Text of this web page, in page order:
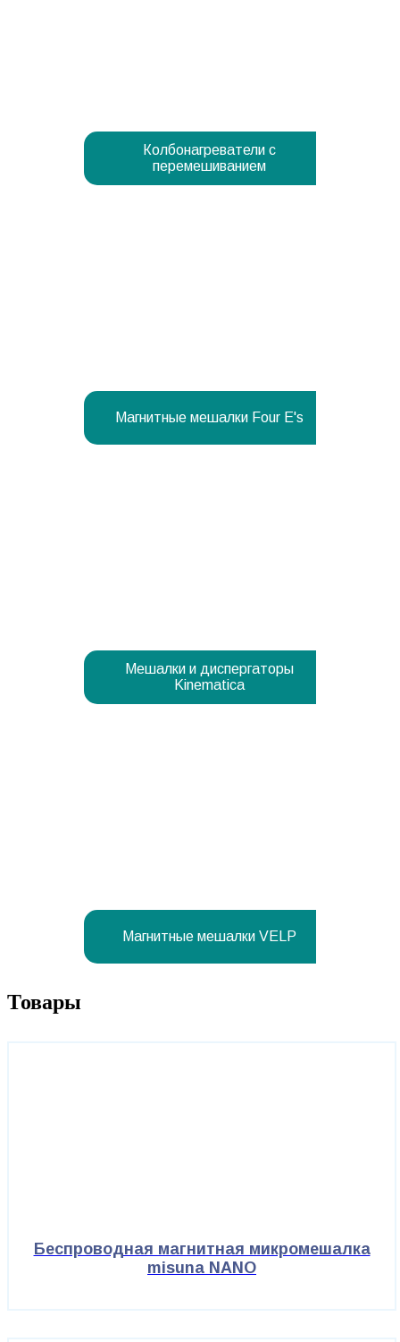
Колбонагреватели с
перемешиванием
Магнитные мешалки Four E's
Мешалки и диспергаторы
Kinematica
Магнитные мешалки VELP
Товары
Беспроводная магнитная микромешалка
misuna NANO